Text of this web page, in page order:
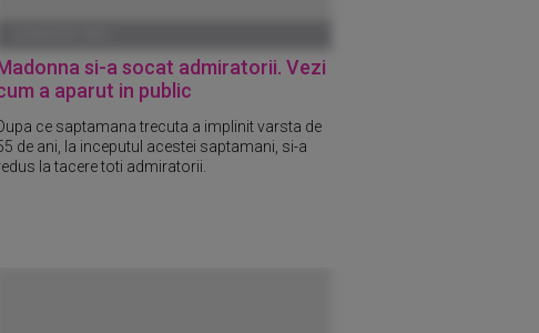
si-a socat admiratorii. Vezi
a aparut in public
ce saptamana trecuta a implinit varsta de
de ani, la inceputul acestei saptamani, si-a
la tacere toti admiratorii.